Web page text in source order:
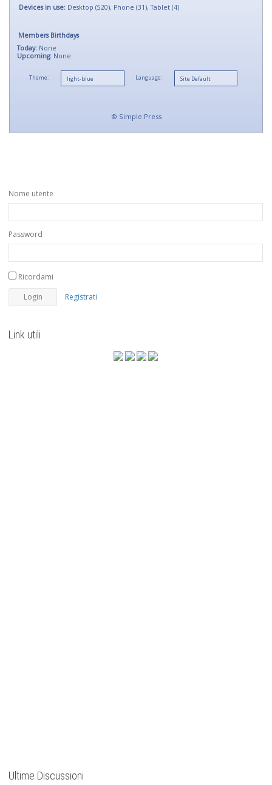
Devices in use: Desktop (520), Phone (31), Tablet (4)
Members Birthdays
Today: None
Upcoming: None
Theme: Language:
© Simple:Press
Nome utente
Password
Ricordami
Registrati
Link utili
Ultime Discussioni